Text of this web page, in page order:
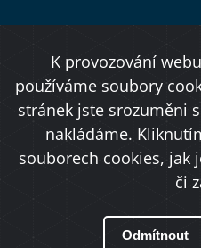
Úřední deska
Copyright © 2026
K provozování
používáme soubory
stránek jste srozuměni
nakládáme.
souborech cookies, jak
či
Odmítnout